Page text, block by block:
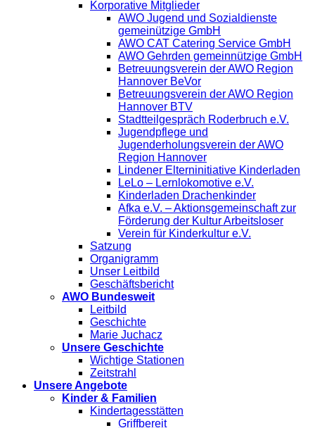
Korporative Mitglieder
AWO Jugend und Sozialdienste
gemeinützige GmbH
AWO CAT Catering Service GmbH
AWO Gehrden gemeinnützige GmbH
Betreuungsverein der AWO Region
Hannover BeVor
Betreuungsverein der AWO Region
Hannover BTV
Stadtteilgespräch Roderbruch e.V.
Jugendpflege und
Jugenderholungsverein der AWO
Region Hannover
Lindener Elterninitiative Kinderladen
LeLo – Lernlokomotive e.V.
Kinderladen Drachenkinder
Afka e.V. – Aktionsgemeinschaft zur
Förderung der Kultur Arbeitsloser
Verein für Kinderkultur e.V.
Satzung
Organigramm
Unser Leitbild
Geschäftsbericht
AWO Bundesweit
Leitbild
Geschichte
Marie Juchacz
Unsere Geschichte
Wichtige Stationen
Zeitstrahl
Unsere Angebote
Kinder & Familien
Kindertagesstätten
Griffbereit